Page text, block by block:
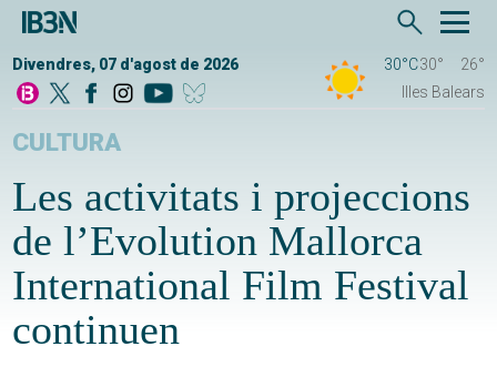
Divendres, 07 d'agost de 2026 30°C30°
26°
Illes Balears
CULTURA
Les activitats i projeccions
de l’Evolution Mallorca
International Film Festival
continuen